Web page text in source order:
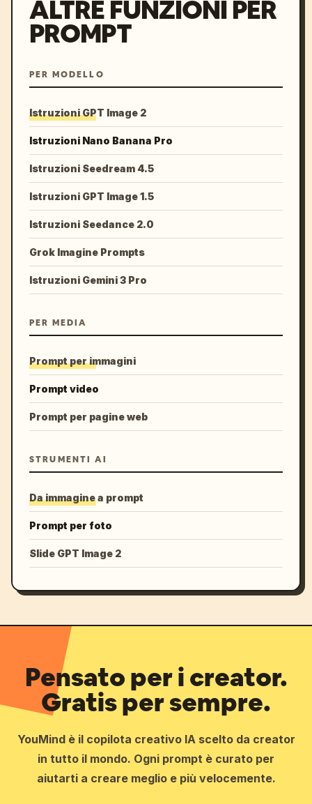
ALTRE FUNZIONI PER
PROMPT
PER MODELLO
Istruzioni GPT Image 2
Istruzioni Nano Banana Pro
Istruzioni Seedream 4.5
Istruzioni GPT Image 1.5
Istruzioni Seedance 2.0
Grok Imagine Prompts
Istruzioni Gemini 3 Pro
PER MEDIA
Prompt per immagini
Prompt video
Prompt per pagine web
STRUMENTI AI
Da immagine a prompt
Prompt per foto
Slide GPT Image 2
Pensato per i creator.
Gratis per sempre.
YouMind è il copilota creativo IA scelto da creator
in tutto il mondo. Ogni prompt è curato per
aiutarti a creare meglio e più velocemente.